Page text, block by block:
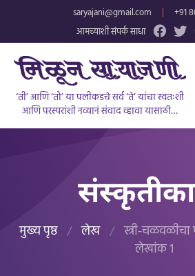
saryajani@gmail.com |
+91
आमच्याशी संपर्क साधा
‘ती’ आणि ‘तो’ या पलीकडचे सर्व ‘ते’ यांचा स्वतःशी
आणि परस्परांशी नव्यानं संवाद व्हावा यासाठी…
मुख्य पृष्ठ / लेख / स्त्री-
लेखांक १